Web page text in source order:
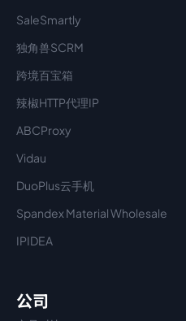
SaleSmartly
独角兽SCRM
跨境百宝箱
辣椒HTTP代理IP
ABCProxy
Vidau
DuoPlus云手机
Spandex Material Wholesale​
IPIDEA
公司